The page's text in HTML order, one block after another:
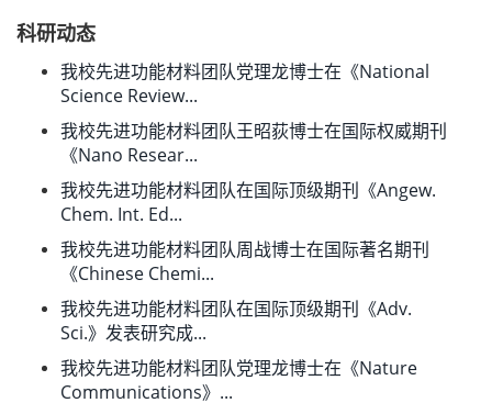
科研动态
我校先进功能材料团队党理龙博士在《National
Science Review...
我校先进功能材料团队王昭荻博士在国际权威期刊
《Nano Resear...
我校先进功能材料团队在国际顶级期刊《Angew.
Chem. Int. Ed...
我校先进功能材料团队周战博士在国际著名期刊
《Chinese Chemi...
我校先进功能材料团队在国际顶级期刊《Adv.
Sci.》发表研究成...
我校先进功能材料团队党理龙博士在《Nature
Communications》...